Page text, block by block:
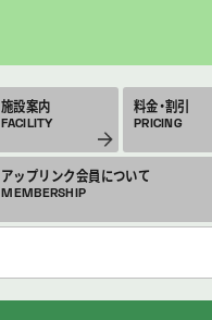
施設案内
FACILITY
料金・割引
PRICING
アップリンク会員について
MEMBERSHIP